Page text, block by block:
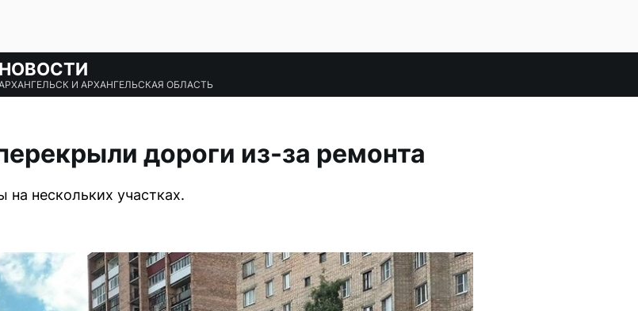
НОВОСТИ
И АРХАНГЕЛЬСКАЯ ОБЛАСТЬ
дороги из-за ремонта
нескольких участках.